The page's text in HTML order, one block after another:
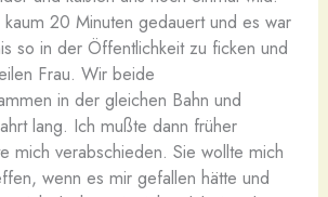
20 Minuten gedauert und es war
so in der Öffentlichkeit zu ficken und
Frau. Wir beide
in der gleichen Bahn und
lang. Ich mußte dann früher
mich verabschieden. Sie wollte mich
wenn es mir gefallen hätte und